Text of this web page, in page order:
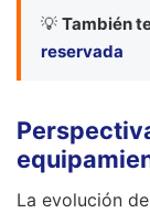
💡 También
reservada
La evolución